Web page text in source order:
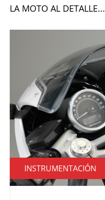
LA MOTO AL DETALLE...
INSTRUMENTACIÓN